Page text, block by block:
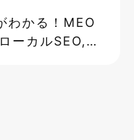
わかる！MEO
ーカルSEO,ロ